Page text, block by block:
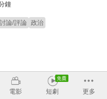
鐘
討論/評論 政治
電影 短劇 更多